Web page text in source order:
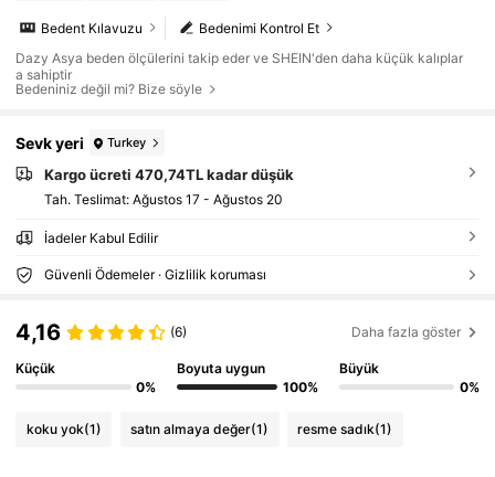
Bedenimi Kontrol Et
Bedent Kılavuzu
Dazy Asya beden ölçülerini takip eder ve SHEIN'den daha küçük kalıplar
a sahiptir
Bedeniniz değil mi? Bize söyle
Sevk yeri Turkey
Kargo ücreti 470,74TL kadar düşük
Tah. Teslimat: Ağustos 17 - Ağustos 20
İadeler Kabul Edilir
Güvenli Ödemeler · Gizlilik koruması
4,16 (6) Daha fazla göster
Küçük
0%
Boyuta uygun
100%
Büyük
0%
koku yok(1) satın almaya değer(1) resme sadık(1)